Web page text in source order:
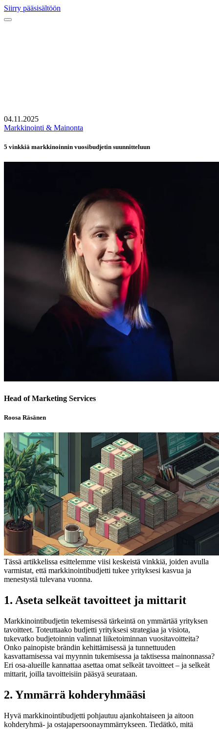
Siirry pääsisältöön
04.11.2025
Markkinointi & Mainonta
5 vinkkiä markkinoinnin vuosibudjetin suunnitteluun
Head of Marketing Services
Roosa Räsänen
Tässä artikkelissa esittelemme viisi keskeistä vinkkiä, joiden avulla
varmistat, että markkinointibudjetti tukee yrityksesi kasvua ja
menestystä tulevana vuonna.
1. Aseta selkeät tavoitteet ja mittarit
Markkinointibudjetin tekemisessä tärkeintä on ymmärtää yrityksen
tavoitteet. Toteuttaako budjetti yrityksesi strategiaa ja visiota,
tukevatko budjetoinnin valinnat liiketoiminnan vuositavoitteita?
Onko painopiste brändin kehittämisessä ja tunnettuuden
kasvattamisessa vai myynnin tukemisessa ja taktisessa mainonnassa?
Eri osa-alueille kannattaa asettaa omat selkeät tavoitteet – ja selkeät
mittarit, joilla tavoitteisiin pääsyä seurataan.
2. Ymmärrä kohderyhmääsi
Hyvä markkinointibudjetti pohjautuu ajankohtaiseen ja aitoon
kohderyhmä- ja ostajapersoonaymmärrykseen. Tiedätkö, mitä